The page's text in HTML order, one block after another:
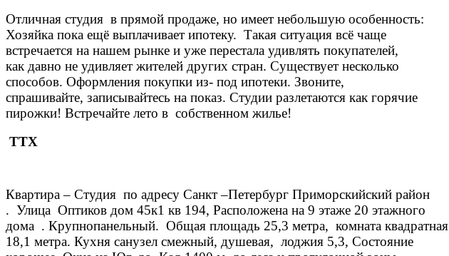
Отличная студия в прямой продаже, но имеет небольшую особенность:
Хозяйка пока ещё выплачивает ипотеку. Такая ситуация всё чаще
встречается на нашем рынке и уже перестала удивлять покупателей,
как давно не удивляет жителей других стран. Существует несколько
способов. Оформления покупки из- под ипотеки. Звоните,
спрашивайте, записывайтесь на показ. Студии разлетаются как горячие
пирожки! Встречайте лето в собственном жилье!
ТТХ
Квартира – Студия по адресу Санкт –Петербург Приморскийский район
. Улица Оптиков дом 45к1 кв 194, Расположена на 9 этаже 20 этажного
дома . Крупнопанельный. Общая площадь 25,3 метра, комната квадратная
18,1 метра. Кухня санузел смежный, душевая, лоджия 5,3, Состояние